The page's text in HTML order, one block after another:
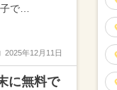
で…
2025年12月11日
に無料で